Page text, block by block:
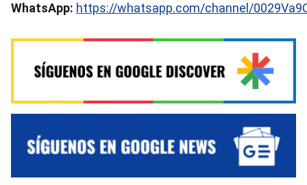
WhatsApp: https://whatsapp.com/channel/